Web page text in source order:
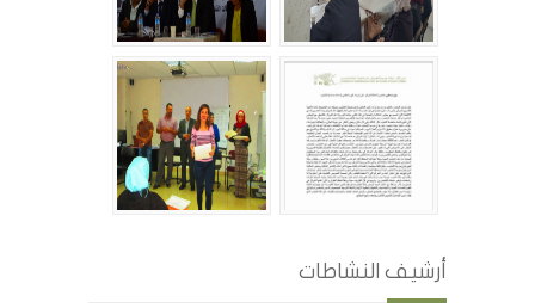
أرشيف النشاطات